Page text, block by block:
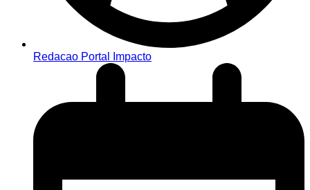
Redacao Portal Impacto